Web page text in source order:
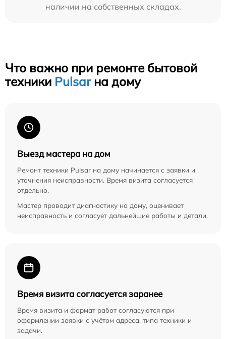
наличии на собственных складах.
Что важно при ремонте бытовой
техники Pulsarна дому
Выезд мастера на дом
Ремонт техники Pulsar на дому начинается с заявки и
уточнения неисправности. Время визита согласуется
отдельно.
Мастер проводит диагностику на дому, оценивает
неисправность и согласует дальнейшие работы и детали.
Время визита согласуется заранее
Время визита и формат работ согласуются при
оформлении заявки с учётом адреса, типа техники и
задачи.